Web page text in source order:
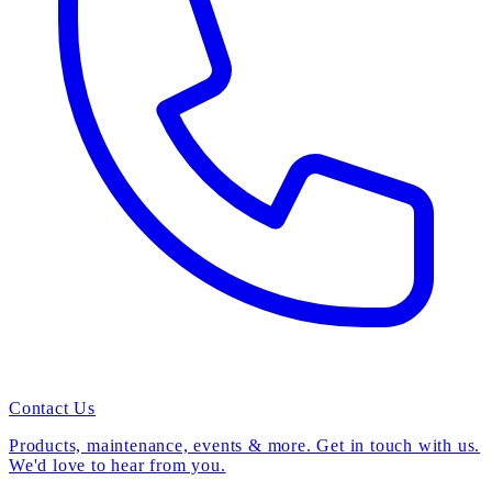
Contact Us
Products, maintenance, events & more. Get in touch with us.
We'd love to hear from you.